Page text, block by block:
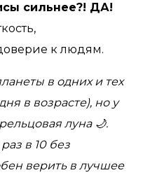
сильнее?! ДА!
к людям.
в одних и тех
в возрасте), но у
луна 🌙.
в 10 без
верить в лучшее